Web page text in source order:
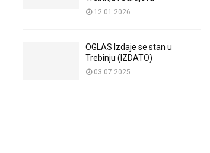
12.01.2026
OGLAS Izdaje se stan u
Trebinju (IZDATO)
03.07.2025